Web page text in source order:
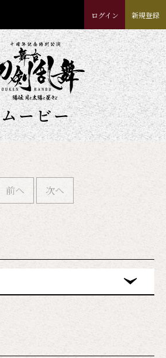
ログイン 新規登録
ムービー
前へ 次へ